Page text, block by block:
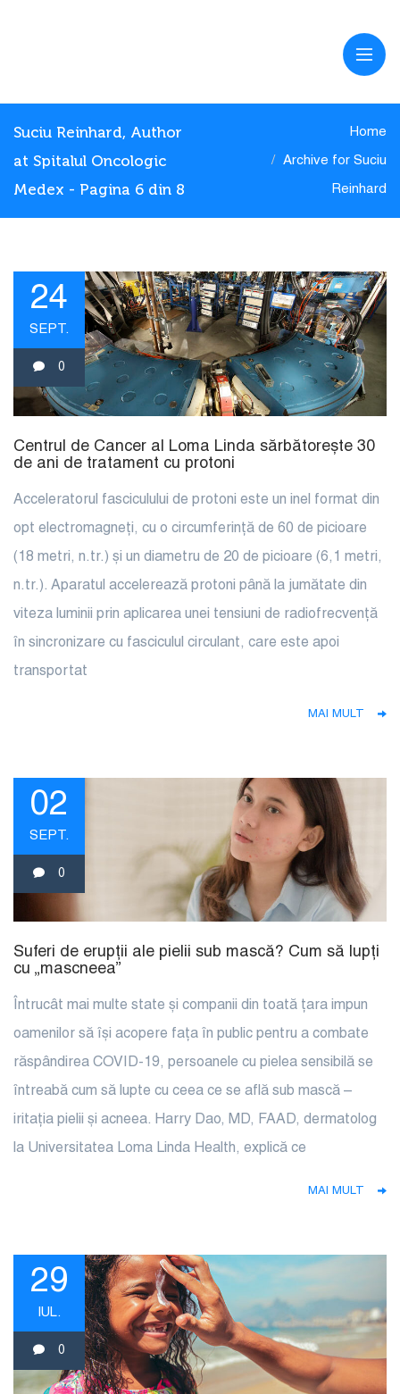
Suciu Reinhard, Author
at Spitalul Oncologic
Medex - Pagina 6 din 8
Home
Archive for Suciu
Reinhard
24
SEPT.
0
Centrul de Cancer al Loma Linda sărbătorește 30
de ani de tratament cu protoni
Acceleratorul fasciculului de protoni este un inel format din
opt electromagneți, cu o circumferință de 60 de picioare
(18 metri, n.tr.) și un diametru de 20 de picioare (6,1 metri,
n.tr.). Aparatul accelerează protoni până la jumătate din
viteza luminii prin aplicarea unei tensiuni de radiofrecvență
în sincronizare cu fasciculul circulant, care este apoi
transportat
MAI MULT
02
SEPT.
0
Suferi de erupții ale pielii sub mască? Cum să lupți
cu „mascneea”
Întrucât mai multe state și companii din toată țara impun
oamenilor să își acopere fața în public pentru a combate
răspândirea COVID-19, persoanele cu pielea sensibilă se
întreabă cum să lupte cu ceea ce se află sub mască –
iritația pielii și acneea. Harry Dao, MD, FAAD, dermatolog
la Universitatea Loma Linda Health, explică ce
MAI MULT
29
IUL.
0